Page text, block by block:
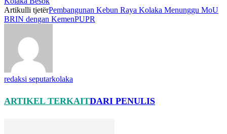
Artikulli tjetërPembangunan Kebun Raya Kolaka Menunggu MoU
BRIN dengan KemenPUPR
redaksi seputarkolaka
ARTIKEL TERKAITDARI PENULIS